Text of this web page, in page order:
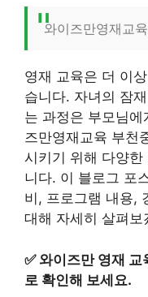
와이즈만영재교
영재 교육은 더 이
습니다. 자녀의 잠
는 과정은 부모님
즈만영재교육 부천
시키기 위해 다양
니다. 이 블로그 포
비, 프로그램 내용,
대해 자세히 살펴보
✅ 와이즈만 영재 교
로 확인해 보세요.